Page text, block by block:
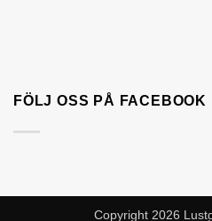
FÖLJ OSS PÅ FACEBOOK
Copyright 2026